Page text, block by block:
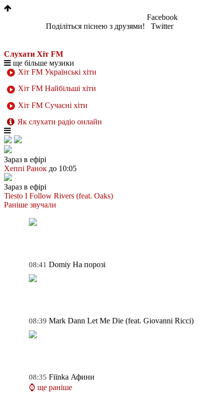
Поділіться піснею з друзями!
Facebook
Twitter
Слухати Хіт FM
ще більше музики
Хіт FM Українські хіти
Хіт FM Найбільші хіти
Хіт FM Сучасні хіти
Як слухати радіо онлайн
Зараз в ефірі
Хеппі Ранок до 10:05
Зараз в ефірі
Tiesto I Follow Rivers (feat. Oaks)
Раніше звучали
08:41 Domiy На порозі
08:39 Mark Dann Let Me Die (feat. Giovanni Ricci)
08:35 Fiїnka Афини
⌚ ще раніше